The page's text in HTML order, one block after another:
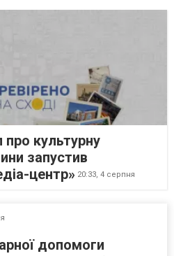
культурну
запустив
центр» 20:33, 4 серпня
допомоги